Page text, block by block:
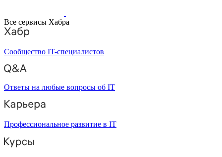
Все сервисы Хабра
Сообщество IT-специалистов
Ответы на любые вопросы об IT
Профессиональное развитие в IT